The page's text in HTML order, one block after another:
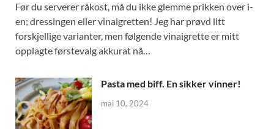
Før du serverer råkost, må du ikke glemme prikken over i-
en; dressingen eller vinaigretten! Jeg har prøvd litt
forskjellige varianter, men følgende vinaigrette er mitt
opplagte førstevalg akkurat nå…
Pasta med biff. En sikker vinner!
mai 10, 2024